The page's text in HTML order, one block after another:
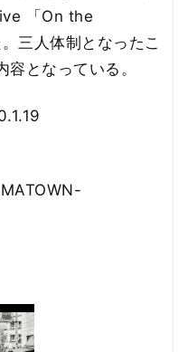
「On the
三人体制となったこ
となっている。